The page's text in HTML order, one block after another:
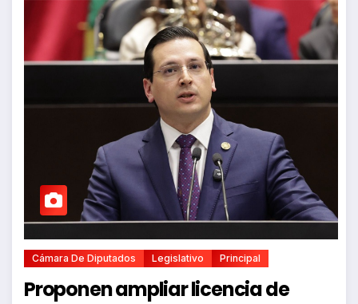
Cámara De Diputados Legislativo Principal
Proponen ampliar licencia de